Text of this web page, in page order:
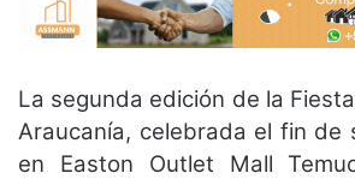
La segunda edición de la
Araucanía, celebrada el fin de
en Easton Outlet Mall